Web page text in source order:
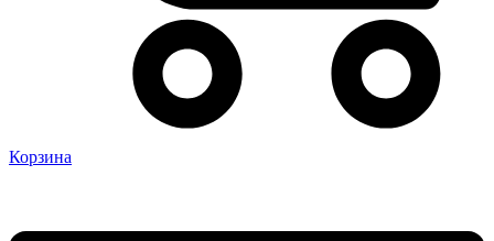
Корзина